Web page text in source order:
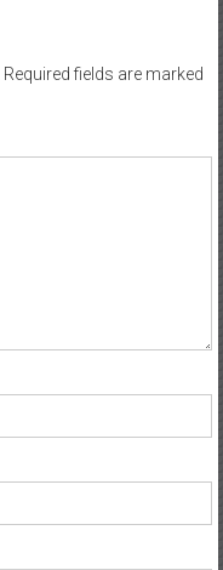
Required fields are marked